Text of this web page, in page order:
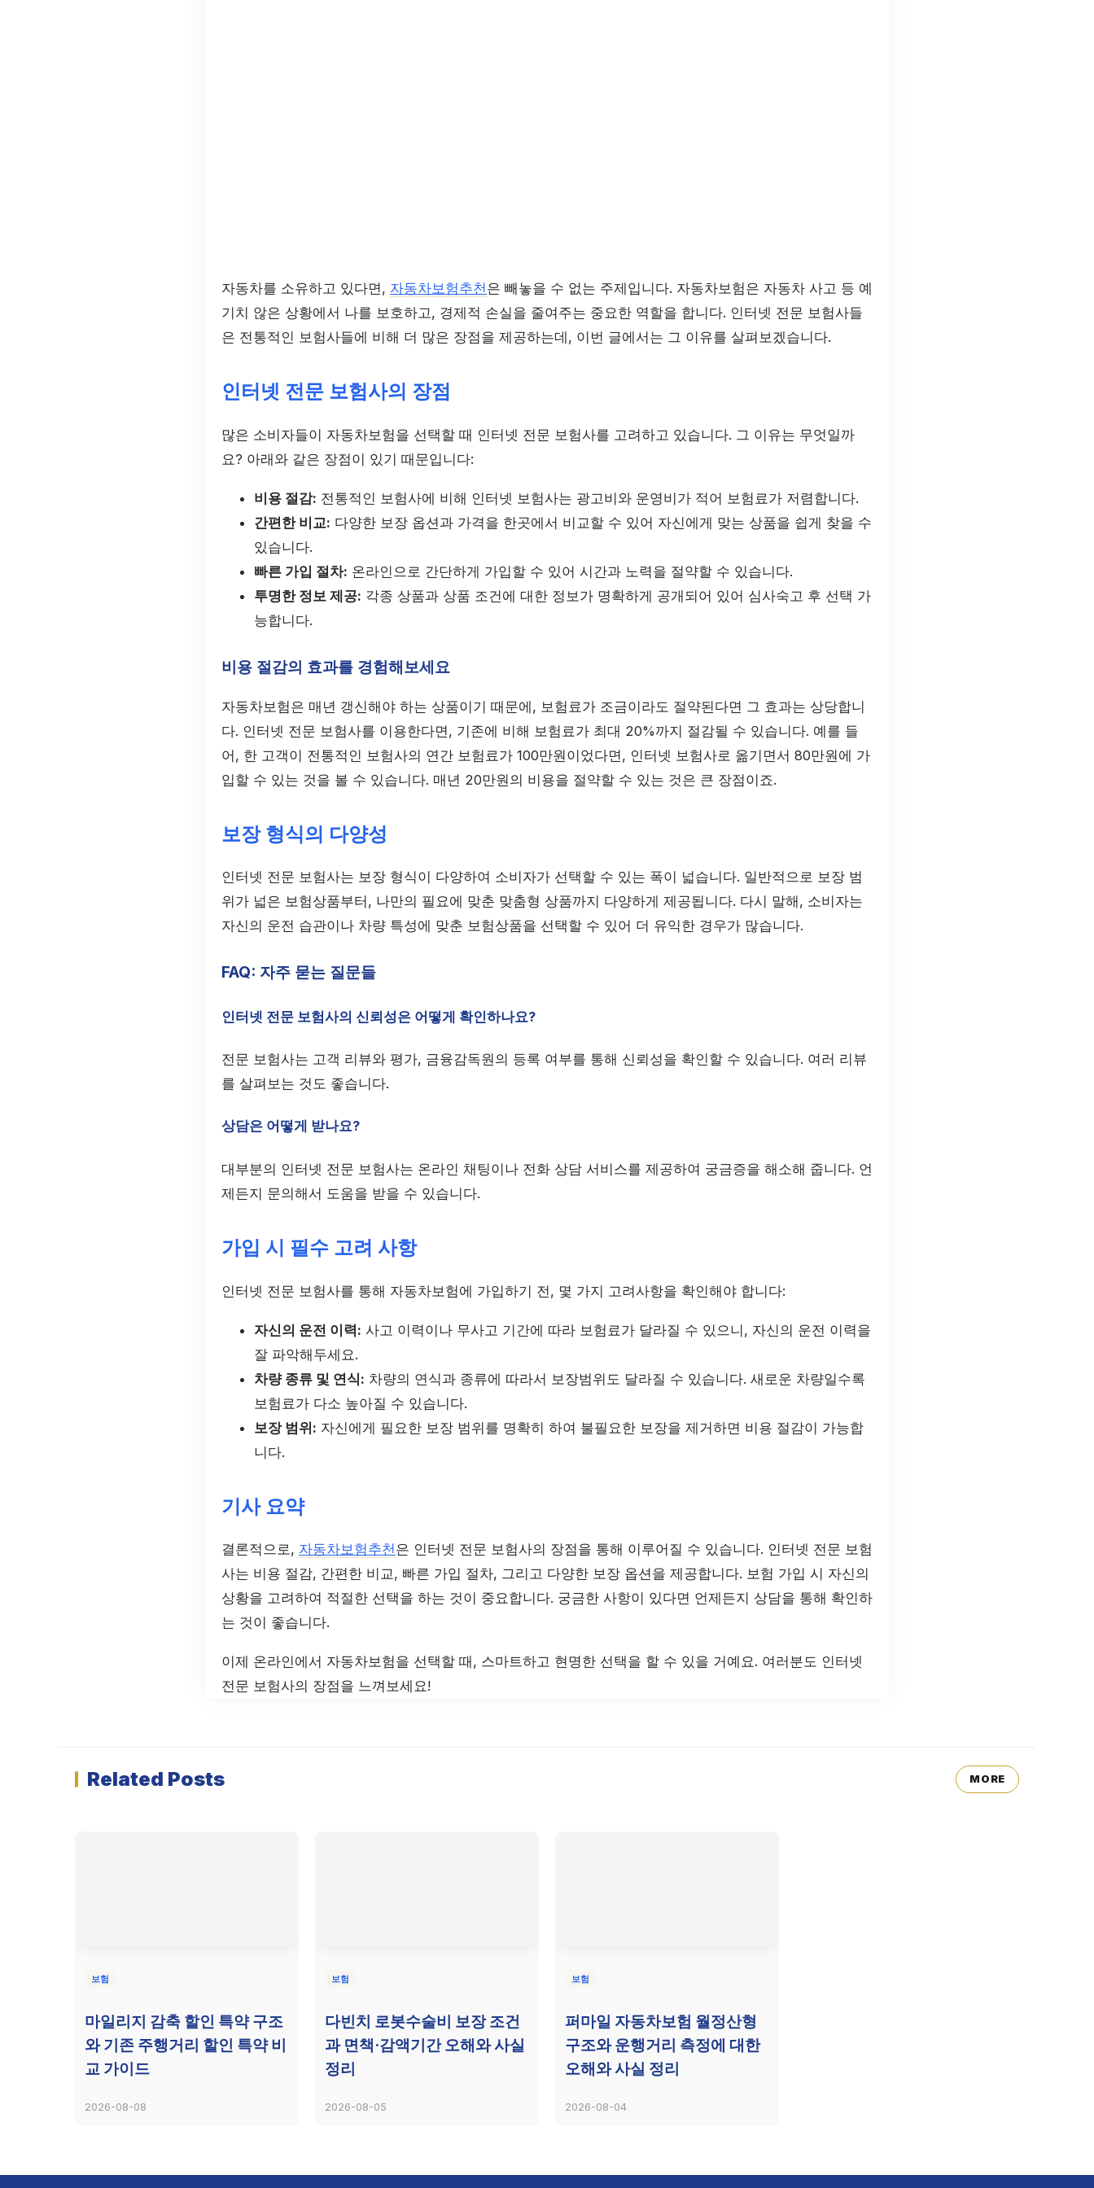
자동차를 소유하고 있다면, 자동차보험추천은 빼놓을 수 없는 주제입니다. 자동차보험은 자동차 사고 등 예
기치 않은 상황에서 나를 보호하고, 경제적 손실을 줄여주는 중요한 역할을 합니다. 인터넷 전문 보험사들
은 전통적인 보험사들에 비해 더 많은 장점을 제공하는데, 이번 글에서는 그 이유를 살펴보겠습니다.
인터넷 전문 보험사의 장점
많은 소비자들이 자동차보험을 선택할 때 인터넷 전문 보험사를 고려하고 있습니다. 그 이유는 무엇일까
요? 아래와 같은 장점이 있기 때문입니다:
비용 절감: 전통적인 보험사에 비해 인터넷 보험사는 광고비와 운영비가 적어 보험료가 저렴합니다.
간편한 비교: 다양한 보장 옵션과 가격을 한곳에서 비교할 수 있어 자신에게 맞는 상품을 쉽게 찾을 수
있습니다.
빠른 가입 절차: 온라인으로 간단하게 가입할 수 있어 시간과 노력을 절약할 수 있습니다.
투명한 정보 제공: 각종 상품과 상품 조건에 대한 정보가 명확하게 공개되어 있어 심사숙고 후 선택 가
능합니다.
비용 절감의 효과를 경험해보세요
자동차보험은 매년 갱신해야 하는 상품이기 때문에, 보험료가 조금이라도 절약된다면 그 효과는 상당합니
다. 인터넷 전문 보험사를 이용한다면, 기존에 비해 보험료가 최대 20%까지 절감될 수 있습니다. 예를 들
어, 한 고객이 전통적인 보험사의 연간 보험료가 100만원이었다면, 인터넷 보험사로 옮기면서 80만원에 가
입할 수 있는 것을 볼 수 있습니다. 매년 20만원의 비용을 절약할 수 있는 것은 큰 장점이죠.
보장 형식의 다양성
인터넷 전문 보험사는 보장 형식이 다양하여 소비자가 선택할 수 있는 폭이 넓습니다. 일반적으로 보장 범
위가 넓은 보험상품부터, 나만의 필요에 맞춘 맞춤형 상품까지 다양하게 제공됩니다. 다시 말해, 소비자는
자신의 운전 습관이나 차량 특성에 맞춘 보험상품을 선택할 수 있어 더 유익한 경우가 많습니다.
FAQ: 자주 묻는 질문들
인터넷 전문 보험사의 신뢰성은 어떻게 확인하나요?
전문 보험사는 고객 리뷰와 평가, 금융감독원의 등록 여부를 통해 신뢰성을 확인할 수 있습니다. 여러 리뷰
를 살펴보는 것도 좋습니다.
상담은 어떻게 받나요?
대부분의 인터넷 전문 보험사는 온라인 채팅이나 전화 상담 서비스를 제공하여 궁금증을 해소해 줍니다. 언
제든지 문의해서 도움을 받을 수 있습니다.
가입 시 필수 고려 사항
인터넷 전문 보험사를 통해 자동차보험에 가입하기 전, 몇 가지 고려사항을 확인해야 합니다:
자신의 운전 이력: 사고 이력이나 무사고 기간에 따라 보험료가 달라질 수 있으니, 자신의 운전 이력을
잘 파악해두세요.
차량 종류 및 연식: 차량의 연식과 종류에 따라서 보장범위도 달라질 수 있습니다. 새로운 차량일수록
보험료가 다소 높아질 수 있습니다.
보장 범위: 자신에게 필요한 보장 범위를 명확히 하여 불필요한 보장을 제거하면 비용 절감이 가능합
니다.
기사 요약
결론적으로, 자동차보험추천은 인터넷 전문 보험사의 장점을 통해 이루어질 수 있습니다. 인터넷 전문 보험
사는 비용 절감, 간편한 비교, 빠른 가입 절차, 그리고 다양한 보장 옵션을 제공합니다. 보험 가입 시 자신의
상황을 고려하여 적절한 선택을 하는 것이 중요합니다. 궁금한 사항이 있다면 언제든지 상담을 통해 확인하
는 것이 좋습니다.
이제 온라인에서 자동차보험을 선택할 때, 스마트하고 현명한 선택을 할 수 있을 거예요. 여러분도 인터넷
전문 보험사의 장점을 느껴보세요!
Related Posts MORE
보험
마일리지 감축 할인 특약 구조
와 기존 주행거리 할인 특약 비
교 가이드
2026-08-08
보험
다빈치 로봇수술비 보장 조건
과 면책·감액기간 오해와 사실
정리
2026-08-05
보험
퍼마일 자동차보험 월정산형
구조와 운행거리 측정에 대한
오해와 사실 정리
2026-08-04